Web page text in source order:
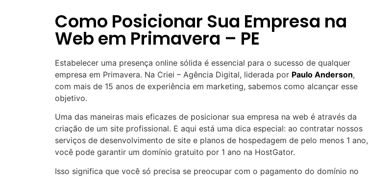
Como Posicionar Sua Empresa na
Web em Primavera – PE
Estabelecer uma presença online sólida é essencial para o sucesso de qualquer
empresa em Primavera. Na Criei – Agência Digital, liderada por Paulo Anderson,
com mais de 15 anos de experiência em marketing, sabemos como alcançar esse
objetivo.
Uma das maneiras mais eficazes de posicionar sua empresa na web é através da
criação de um site profissional. E aqui está uma dica especial: ao contratar nossos
serviços de desenvolvimento de site e planos de hospedagem de pelo menos 1 ano,
você pode garantir um domínio gratuito por 1 ano na HostGator.
Isso significa que você só precisa se preocupar com o pagamento do domínio no